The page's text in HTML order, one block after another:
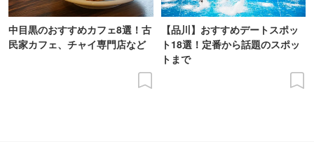
中目黒のおすすめカフェ8選！古
民家カフェ、チャイ専門店など
【品川】おすすめデートスポッ
ト18選！定番から話題のスポッ
トまで